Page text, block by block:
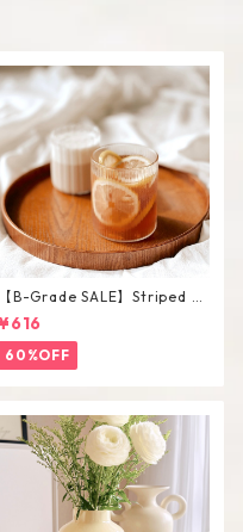
【B-Grade SALE】Striped Sh
ort Glass / M
¥616
60%OFF